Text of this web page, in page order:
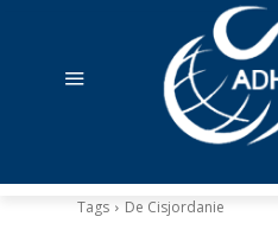
Tags De Cisjordanie